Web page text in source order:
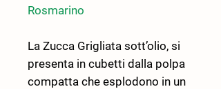
Rosmarino
La Zucca Grigliata sott’olio, si
presenta in cubetti dalla polpa
compatta che esplodono in un